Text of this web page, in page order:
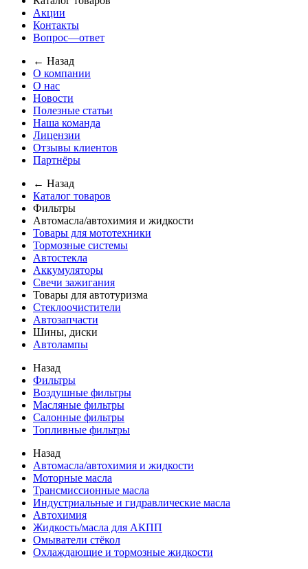
Акции
Контакты
Вопрос—ответ
← Назад
О компании
О нас
Новости
Полезные статьи
Наша команда
Лицензии
Отзывы клиентов
Партнёры
← Назад
Каталог товаров
Фильтры
Автомасла/автохимия и жидкости
Товары для мототехники
Тормозные системы
Автостекла
Аккумуляторы
Свечи зажигания
Товары для автотуризма
Стеклоочистители
Автозапчасти
Шины, диски
Автолампы
Назад
Фильтры
Воздушные фильтры
Масляные фильтры
Салонные фильтры
Топливные фильтры
Назад
Автомасла/автохимия и жидкости
Моторные масла
Трансмиссионные масла
Индустриальные и гидравлические масла
Автохимия
Жидкость/масла для АКПП
Омыватели стёкол
Охлаждающие и тормозные жидкости